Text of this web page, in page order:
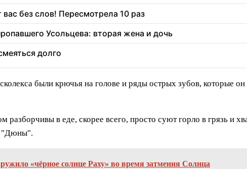
без слов! Пересмотрела 10 раз
Усольцева: вторая жена и дочь
долго
были крючья на голове и ряды острых зубов, которые
разборчивы в еде, скорее всего, просто суют горло в грязь и
"Дюны".
«чёрное солнце Раху» во время затмения Солнца